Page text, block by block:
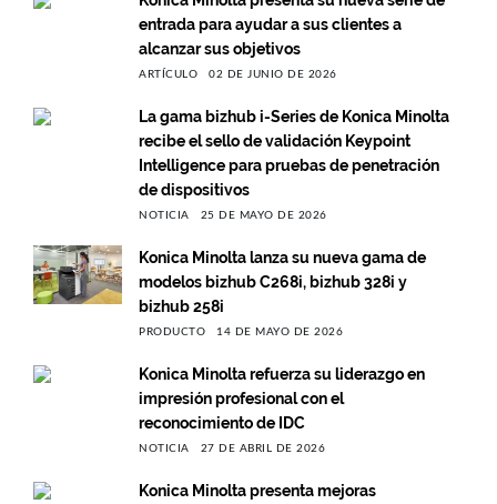
entrada para ayudar a sus clientes a
alcanzar sus objetivos
ARTÍCULO 02 DE JUNIO DE 2026
La gama bizhub i-Series de Konica Minolta
recibe el sello de validación Keypoint
Intelligence para pruebas de penetración
de dispositivos
NOTICIA 25 DE MAYO DE 2026
Konica Minolta lanza su nueva gama de
modelos bizhub C268i, bizhub 328i y
bizhub 258i
PRODUCTO 14 DE MAYO DE 2026
Konica Minolta refuerza su liderazgo en
impresión profesional con el
reconocimiento de IDC
NOTICIA 27 DE ABRIL DE 2026
Konica Minolta presenta mejoras